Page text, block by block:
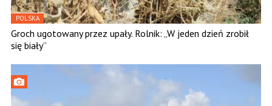
POLSKA
Groch ugotowany przez upały. Rolnik: „W jeden dzień zrobił
się biały”